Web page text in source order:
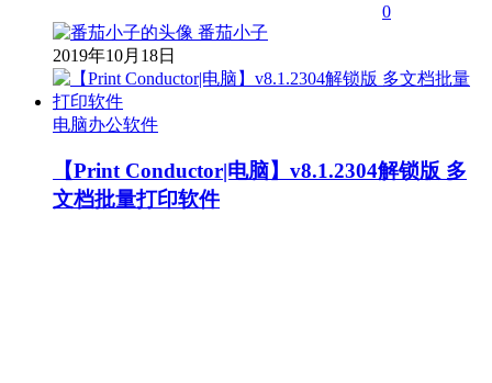
0
番茄小子
2019年10月18日
电脑办公软件
【Print Conductor|电脑】v8.1.2304解锁版 多
文档批量打印软件